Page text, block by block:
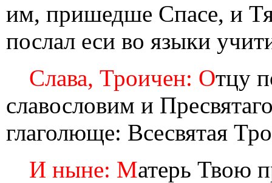
им, пришедше Спасе, и
послал еси во языки
Слава, Троичен: Отцу
славословим и
глаголюще: Всесвятая
И ныне: Матерь Твою